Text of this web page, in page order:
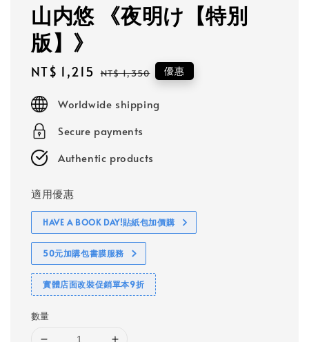
山内悠 《夜明け【特別
版】》
Sale
NT$ 1,215 Regular
NT$ 1,350 優惠
Worldwide shipping
Secure payments
Authentic products
適用優惠
HAVE A BOOK DAY!貼紙包加價購
50元加購包書膜服務
實體店面改裝促銷單本9折
數量